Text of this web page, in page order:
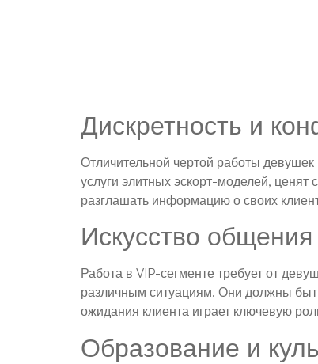
Дискретность и
Отличительной чертой работы
услуги элитных эскорт-моделей,
разглашать информацию о своих
Искусство
Работа в VIP-сегменте требует от
различным ситуациям. Они должны
ожидания клиента играет ключевую
Образование и